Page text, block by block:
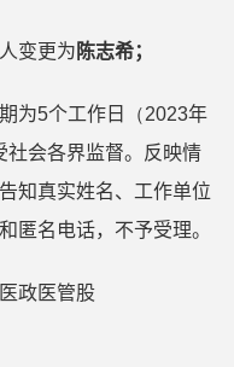
变更为 陈志希；
为5个工作日 （2023年
社会各界监督。反映情
知真实姓名、工作单位
匿名电话，不予受理。
政医管股